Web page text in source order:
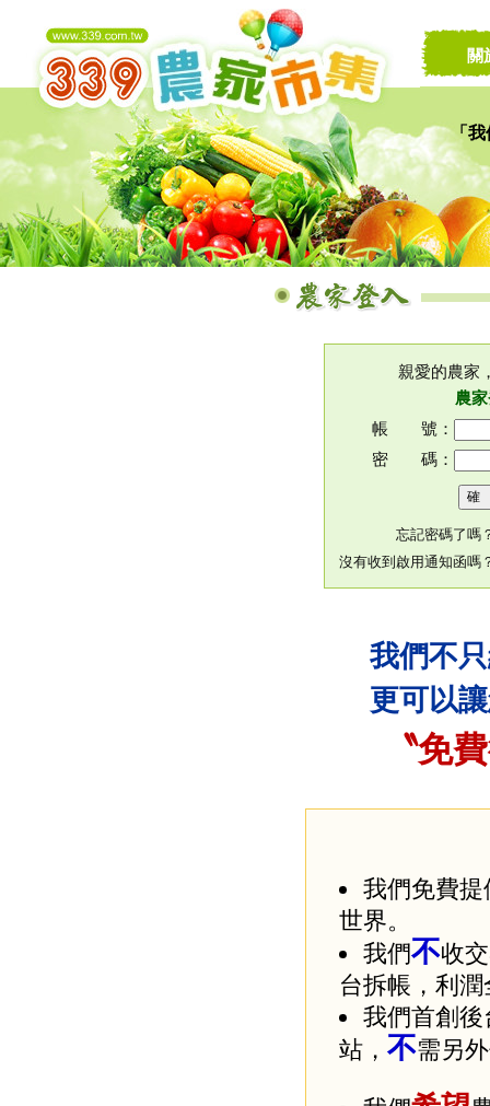
「我
讓
關
親愛的農家
農
帳 號：
密 碼：
忘記密碼了嗎
沒有收到啟用通知函嗎
我們不
更可以
〝免
我們免費
世界。
我們不收
台拆帳，利
我們首創
站， 不需另